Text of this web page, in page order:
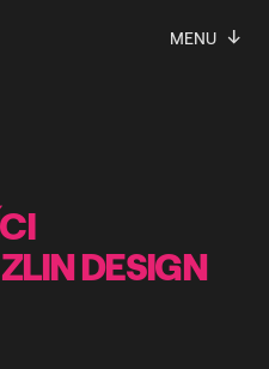
MENU ↓
DESIGN